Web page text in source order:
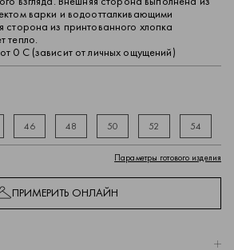
варки и водоотталкивающими
сторона из принтованного хлопка
тепло.
0 С (зависит от личных ощущений)
46 48 50 52 54
Параметры готового изделия
ПРИМЕРИТЬ ОНЛАЙН